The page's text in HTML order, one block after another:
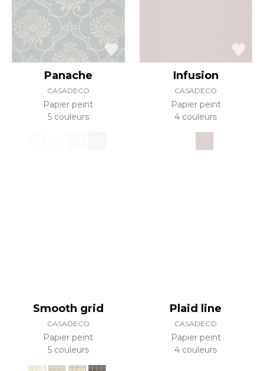
Panache
CASADECO
Papier peint
5 couleurs
Infusion
CASADECO
Papier peint
4 couleurs
Smooth grid
CASADECO
Papier peint
5 couleurs
Plaid line
CASADECO
Papier peint
4 couleurs